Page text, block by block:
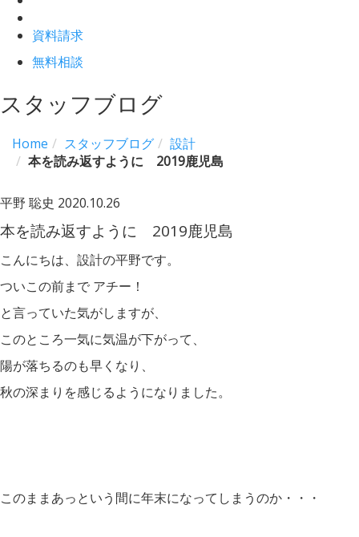
資料請求
無料相談
スタッフブログ
Home スタッフブログ
設計
本を読み返すように 2019鹿児島
平野 聡史 2020.10.26
本を読み返すように 2019鹿児島
こんにちは、設計の平野です。
ついこの前まで アチー！
と言っていた気がしますが、
このところ一気に気温が下がって、
陽が落ちるのも早くなり、
秋の深まりを感じるようになりました。
このままあっという間に年末になってしまうのか・・・